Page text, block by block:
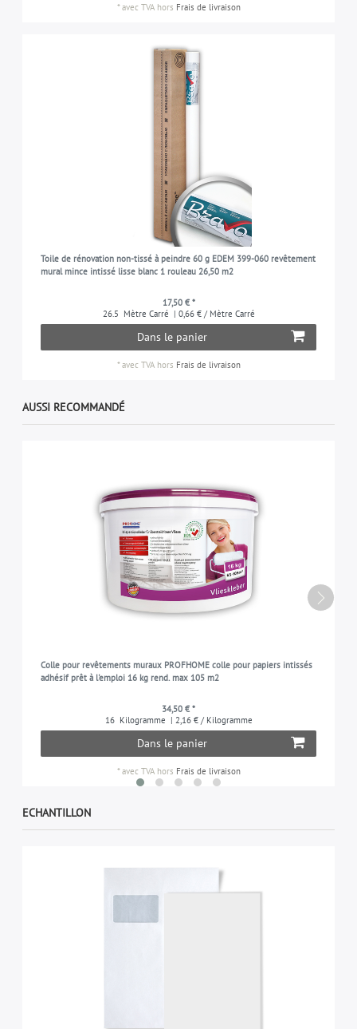
*avec TVAhors Frais de livraison
Toile de rénovation non-tissé à peindre 60 g EDEM 399-060 revêtement
mural mince intissé lisse blanc 1 rouleau 26,50 m2
17,50 € *
26.5 Mètre Carré | 0,66 € / Mètre Carré
Dans le panier
*avec TVAhors Frais de livraison
AUSSI RECOMMANDÉ
Colle pour revêtements muraux PROFHOME colle pour papiers intissés
adhésif prêt à l'emploi 16 kg rend. max 105 m2
34,50 € *
16 Kilogramme | 2,16 € / Kilogramme
Dans le panier
*avec TVAhors Frais de livraison
ECHANTILLON